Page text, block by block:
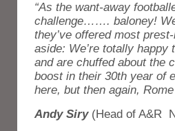
“As the want-away
challenge……. baloney!
they’ve offered most
aside: We’re totally
and are chuffed about the
boost in their 30th year of
here, but then again,
Andy Siry(Head of A&R